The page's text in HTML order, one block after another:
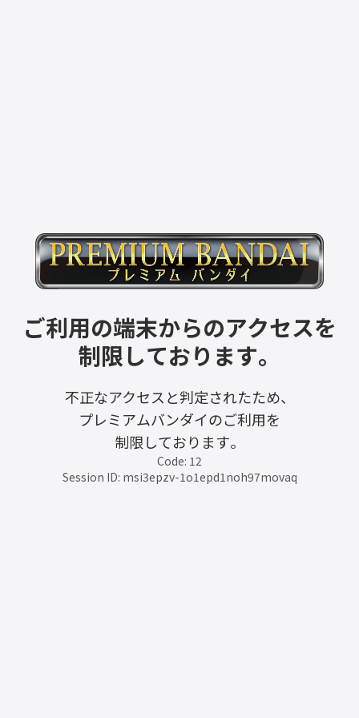
ご利用の端末からのアクセスを
制限しております。
不正なアクセスと判定されたため、
プレミアムバンダイのご利用を
制限しております。
Code: 12
Session ID: msi3epzv-1o1epd1noh97movaq